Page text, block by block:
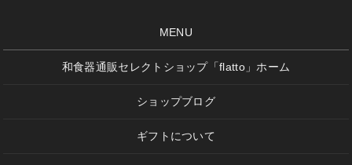
MENU
和食器通販セレクトショップ「flatto」ホーム
ショップブログ
ギフトについて